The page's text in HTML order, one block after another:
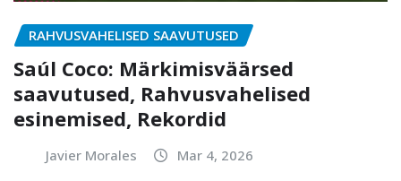
RAHVUSVAHELISED SAAVUTUSED
Saúl Coco: Märkimisväärsed
saavutused, Rahvusvahelised
esinemised, Rekordid
Javier Morales Mar 4, 2026